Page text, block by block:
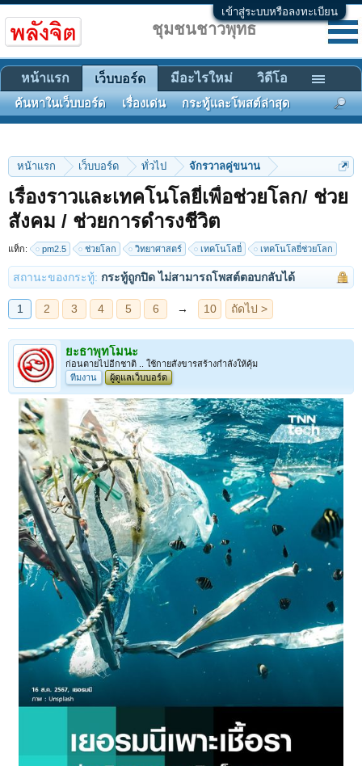
เข้าสู่ระบบหรือลงทะเบียน
หน้าแรก เว็บบอร์ด ทั่วไป จักรวาลคู่ขนาน
เรื่องราวและเทคโนโลยี่เพื่อช่วยโลก/ ช่วย
สังคม / ช่วยการดำรงชีวิต
แท็ก: pm2.5 ช่วยโลก วิทยาศาสตร์ เทคโนโลยี่ เทคโนโลยี่ช่วยโลก
สถานะของกระทู้: กระทู้ถูกปิด ไม่สามารถโพสต์ตอบกลับได้
1 2 4 5 6 → 10 ถัดไป >
ยะธาพุทโมนะ
ก่อนตายไปอีกชาติ .. ใช้กายสังขารสร้างกำลังให้คุ้ม
ทีมงาน
ผู้ดูแลเว็บบอร์ด
ชุมชนชาวพุทธ
หน้าแรก เว็บบอร์ด
ค้นหาในเว็บบอร์ด เรื่องเด่น กระทู้และโพสต์ล่าสุด
มีอะไรใหม่ วิดีโอ